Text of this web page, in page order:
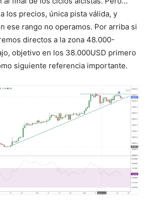
los precios, única pista válida, y
ese rango no operamos. Por arriba si
directos a la zona 48.000-
objetivo en los 38.000USD primero
siguiente referencia importante.